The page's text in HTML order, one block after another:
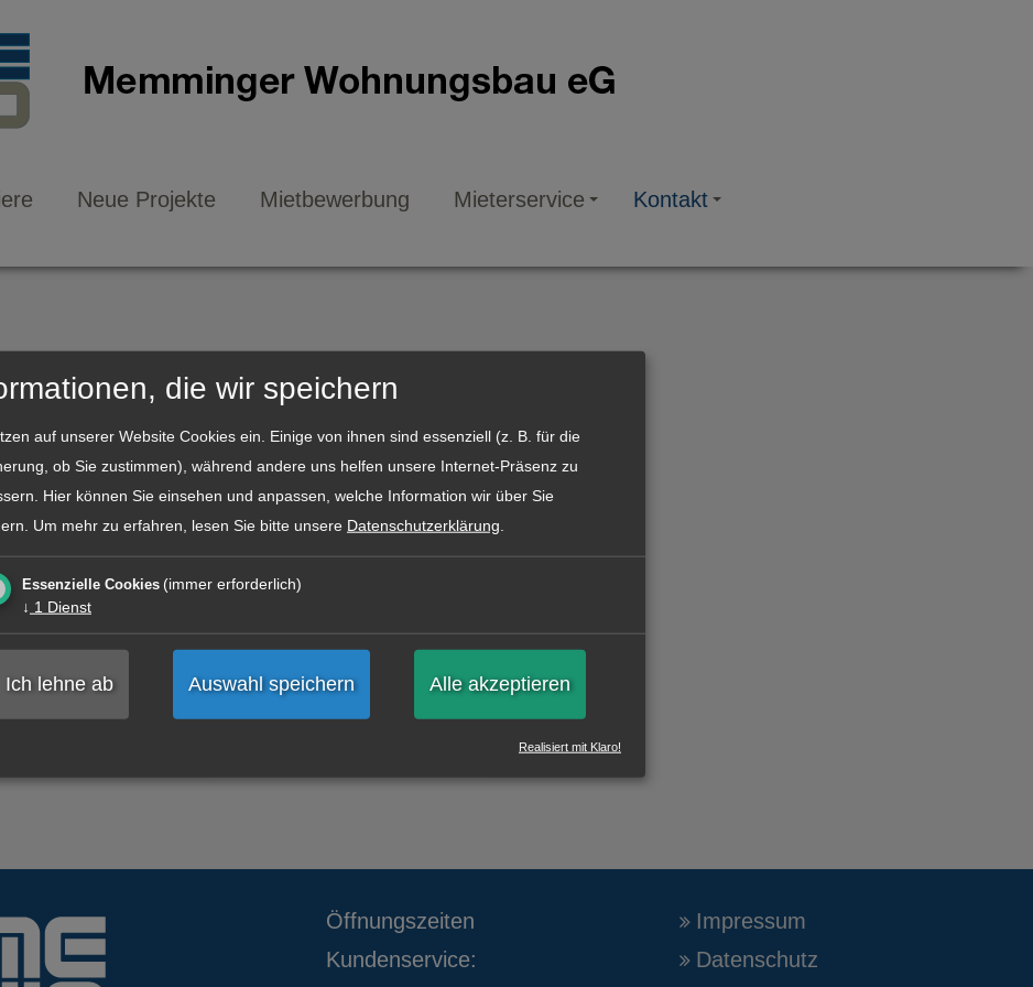
Neue Projekte Mietbewerbung Mieterservice Kontakt
Öffnungszeiten
Kundenservice:
Impressum
Datenschutz
die wir speichern
auf unserer Website Cookies ein. Einige von ihnen sind essenziell (z. B. für die
ob Sie zustimmen), während andere uns helfen unsere Internet-Präsenz zu
Hier können Sie einsehen und anpassen, welche Information wir über Sie
Um mehr zu erfahren, lesen Sie bitte unsere Datenschutzerklärung
Essenzielle Cookies (immer erforderlich)
↓ 1 Dienst
Ich lehne ab Auswahl speichern Alle akzeptieren
Realisiert mit Klaro!